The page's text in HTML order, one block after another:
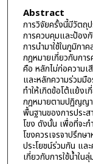
Abstract
การวิจัยครั้งนี้มีวัตถุ
การควบคุมและป้องกั
การนำมาใช้ในภูมิภ
กฎหมายเกี่ยวกับกา
คือ หลักไม่ก่อความเ
และหลักความร่วมมื
ทำให้เกิดข้อโต้แย้ง
กฎหมายตามปฏิญญา
พื้นฐานของการประ
โขง ดังนั้น เพื่อที่จะ
โขงควรเจรจาปรึกษ
ประโยชน์ร่วมกัน แล
เกี่ยวกับการใช้น้ำใน